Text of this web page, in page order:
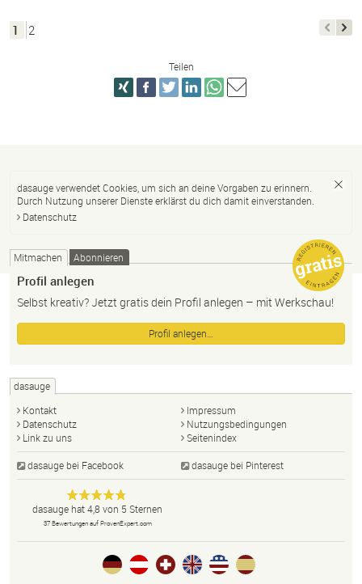
1 2
Teilen
dasauge verwendet Cookies, um sich an deine Vorgaben zu erinnern.
Durch Nutzung unserer Dienste erklärst du dich damit einverstanden.
Datenschutz
Mitmachen Abonnieren
Profil anlegen
Selbst kreativ? Jetzt gratis dein Profil anlegen – mit Werkschau!
Profil anlegen…
dasauge
Kontakt
Impressum
Datenschutz
Nutzungsbedingungen
Link zu uns
Seitenindex
dasauge bei Facebook dasauge bei Pinterest
dasauge
Designer,
Fotografen,
Agenturen,
Portfolios
und Jobs.
Anonym
dasauge hat4,8 von 5 Sternen
37Bewertungen auf ProvenExpert.com